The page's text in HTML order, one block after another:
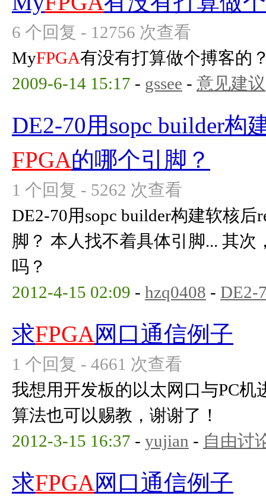
6 个回复 - 12756 次查看
MyFPGA有没有打算做个搏客的
2009-6-14 15:17 - gssee - 意见建议
DE2-70用sopc builder构
FPGA的哪个引脚？
1 个回复 - 5262 次查看
DE2-70用sopc builder构建软核后
脚？ 本人找不着具体引脚... 其次
吗？
2012-4-15 02:09 - hzq0408 - DE2-
求FPGA网口通信例子
1 个回复 - 4661 次查看
我想用开发板的以太网口与PC
算法也可以赐教，谢谢了！
2012-3-15 16:37 - yujian - 自由讨
求FPGA网口通信例子